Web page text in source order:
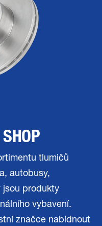
tlumičů
autobusy,
jsou produkty
vybavení.
značce nabídnout